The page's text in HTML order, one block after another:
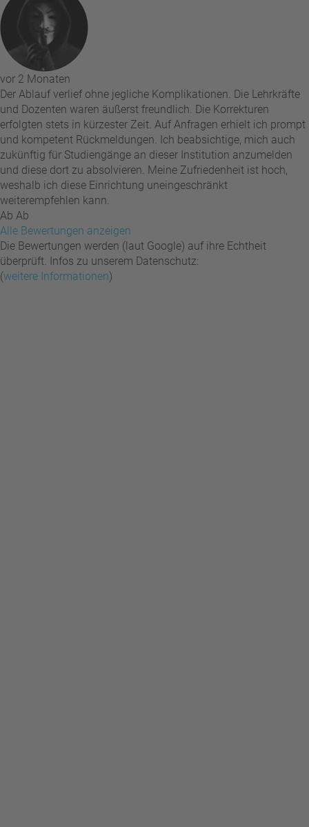
vor 2 Monaten
Der Ablauf verlief ohne jegliche Komplikationen. Die Lehrkräfte
und Dozenten waren äußerst freundlich. Die Korrekturen
erfolgten stets in kürzester Zeit. Auf Anfragen erhielt ich prompt
und kompetent Rückmeldungen. Ich beabsichtige, mich auch
zukünftig für Studiengänge an dieser Institution anzumelden
und diese dort zu absolvieren. Meine Zufriedenheit ist hoch,
weshalb ich diese Einrichtung uneingeschränkt
weiterempfehlen kann.
Ab Ab
Alle Bewertungen anzeigen
Die Bewertungen werden (laut Google) auf ihre Echtheit
überprüft. Infos zu unserem Datenschutz:
(weitere Informationen)